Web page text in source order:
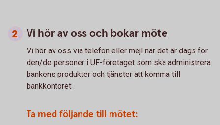
Vi hör av oss och bokar möte
Vi hör av oss via telefon eller mejl när det är dags för
den/de personer i UF-företaget som ska administrera
bankens produkter och tjänster att komma till
bankkontoret.
Ta med följande till mötet: